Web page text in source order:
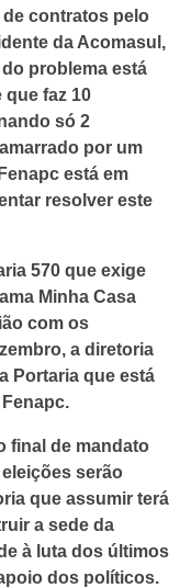
contratos pelo
da Acomasul,
problema está
que faz 10
só 2
por um
está em
resolver este
570 que exige
Minha Casa
com os
a diretoria
Portaria que está
final de mandato
serão
que assumir terá
a sede da
à luta dos últimos
dos políticos.